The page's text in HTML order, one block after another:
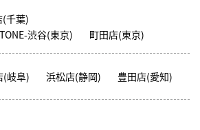
千葉)
渋谷(東京)
町田店(東京)
(岐阜) 浜松店(静岡) 豊田店(愛知)